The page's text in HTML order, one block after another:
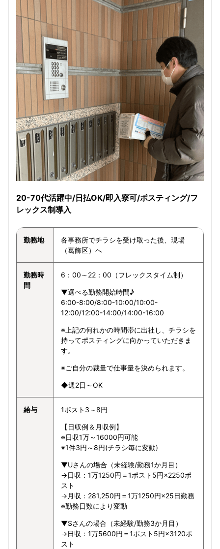
20-70代活躍中/日払OK/即入寮可/ポスティング/フ
レックス制導入
勤務地
各事務所でチラシを受け取った後、現場
（葛飾区）へ
勤務時
間
6：00～22：00（フレックスタイム制）
▼選べる勤務開始時間♪
6:00-8:00/8:00-10:00/10:00-
12:00/12:00-14:00/14:00-16:00
※上記の何れかの時間帯に出社し、チラシを
持ってポスティングに向かっていただきま
す。
※ご自分の裁量で仕事量を決められます。
◆週2日～OK
給与 1ポスト3～8円
【日収例＆月収例】
※日収1万～16000円可能
※1件3円～8円(チラシ毎に変動)
▼Uさんの場合（未経験/勤務1か月目）
→日収：1万1250円＝1ポスト5円×2250ポ
スト
→月収：281,250円＝1万1250円×25日勤務
※勤務日数により変動
▼Sさんの場合（未経験/勤務3か月目）
→日収：1万5600円＝1ポスト5円×3120ポ
スト